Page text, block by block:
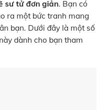
sư tửđơn giản. Bạn có
ra một bức tranh mang
bạn. Dưới đây là một số
dành cho bạn tham